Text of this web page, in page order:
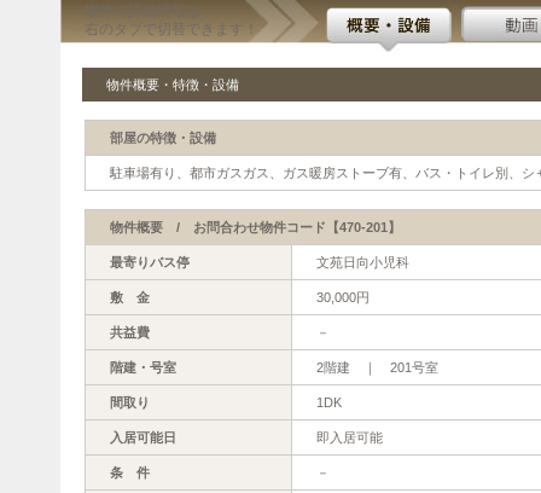
物件の詳細情報は
右のタブで切替できます！
物件概要・特徴・設備
部屋の特徴・設備
駐車場有り、都市ガスガス、ガス暖房ストーブ有、バス・トイレ別、
物件概要 / お問合わせ物件コード【470-201】
最寄りバス停 文苑日向小児科
敷 金 30,000円
共益費 －
階建・号室 2階建 ｜ 201号室
間取り 1DK
入居可能日 即入居可能
条 件 －